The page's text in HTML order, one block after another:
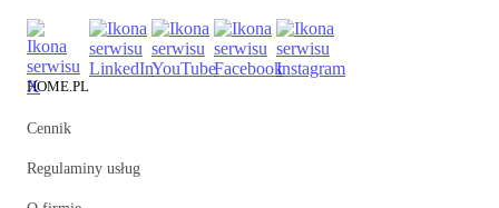
HOME.PL
Cennik
Regulaminy usług